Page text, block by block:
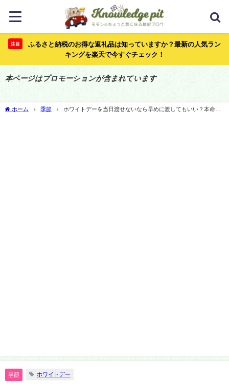
注目
ふるさと納税のお得な返礼品は知っていますか？最新の人気ラン
キングを楽天で今すぐチェック！
本ページはプロモーションが含まれています
ホーム 季節
ホワイトデーを当日渡せないなら早めに渡してもいい？本命か
季節 ホワイトデー